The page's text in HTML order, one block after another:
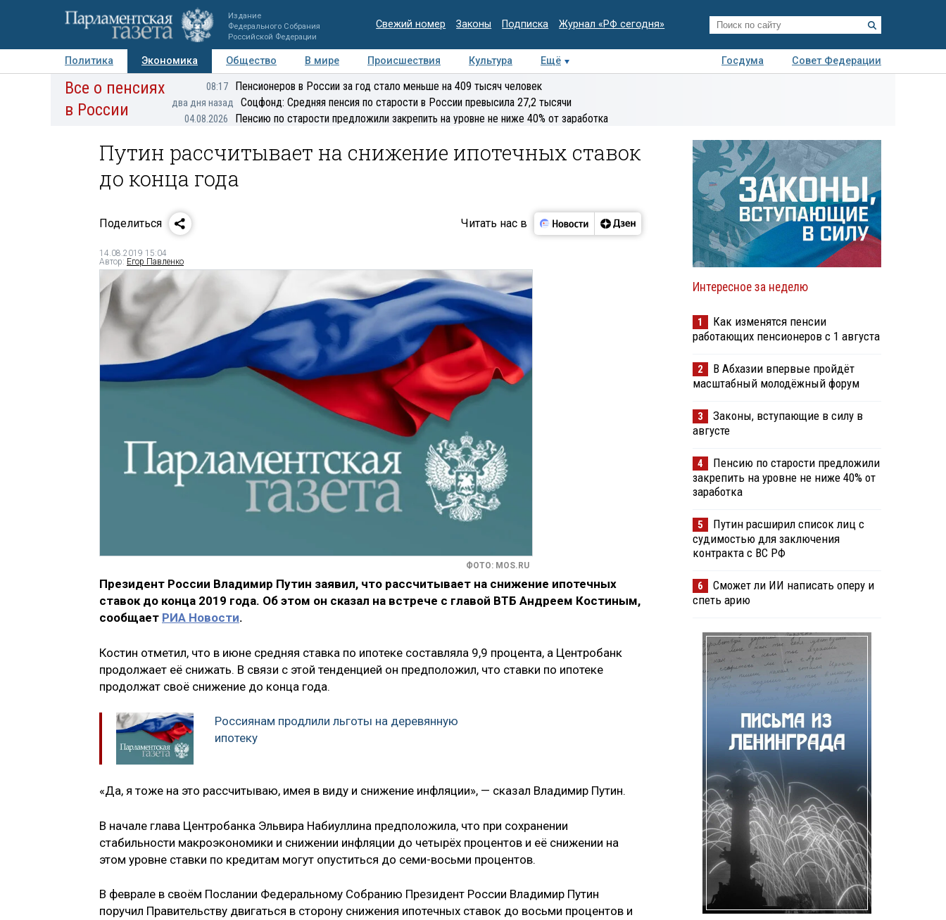
Издание
Федерального Собрания
Российской Федерации
Свежий номер Законы Подписка Журнал «РФ сегодня»
Политика Экономика Общество В мире Происшествия Культура Ещё Госдума
Совет Федерации
Авторы Персоны Мнения Регионы Медиацентр Интервью Колумнисты
Все о пенсиях
в России
08:17 Пенсионеров в России за год стало меньше на 409 тысяч человек
два дня назад Соцфонд: Средняя пенсия по старости в России превысила 27,2 тысячи
04.08.2026 Пенсию по старости предложили закрепить на уровне не ниже 40% от заработка
Путин рассчитывает на снижение ипотечных ставок
до конца года
Поделиться Читать нас в
14.08.2019 15:04
Автор: Егор Павленко
ФОТО: MOS.RU
Президент России Владимир Путин заявил, что рассчитывает на снижение ипотечных
ставок до конца 2019 года. Об этом он сказал на встрече с главой ВТБ Андреем Костиным,
сообщает РИА Новости.
Костин отметил, что в июне средняя ставка по ипотеке составляла 9,9 процента, а Центробанк
продолжает её снижать. В связи с этой тенденцией он предположил, что ставки по ипотеке
продолжат своё снижение до конца года.
Россиянам продлили льготы на деревянную
ипотеку
«Да, я тоже на это рассчитываю, имея в виду и снижение инфляции», — сказал Владимир Путин.
В начале глава Центробанка Эльвира Набиуллина предположила, что при сохранении
стабильности макроэкономики и снижении инфляции до четырёх процентов и её снижении на
этом уровне ставки по кредитам могут опуститься до семи-восьми процентов.
В феврале в своём Послании Федеральному Собранию Президент России Владимир Путин
поручил Правительству двигаться в сторону снижения ипотечных ставок до восьми процентов и
Интересное за неделю
1
Как изменятся пенсии
работающих пенсионеров с 1 августа
2
В Абхазии впервые пройдёт
масштабный молодёжный форум
3
Законы, вступающие в силу в
августе
4
Пенсию по старости предложили
закрепить на уровне не ниже 40% от
заработка
5
Путин расширил список лиц с
судимостью для заключения
контракта с ВС РФ
6
Сможет ли ИИ написать оперу и
спеть арию